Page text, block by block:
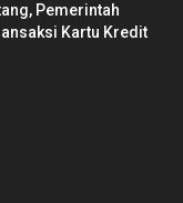
Pemerintah
Kartu Kredit